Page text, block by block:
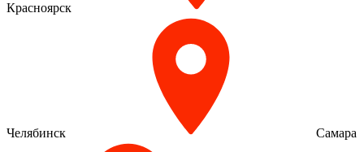
Красноярск
Челябинск Самара